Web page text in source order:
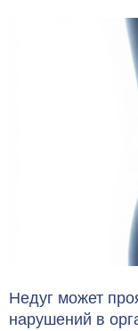
Недуг может
нарушений в